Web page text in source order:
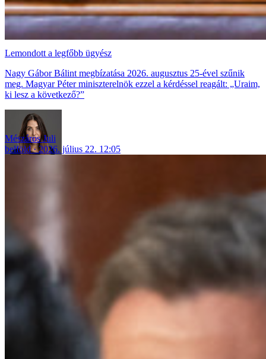
Lemondott a legfőbb ügyész
Nagy Gábor Bálint megbízatása 2026. augusztus 25-ével szűnik
meg. Magyar Péter miniszterelnök ezzel a kérdéssel reagált: „Uraim,
ki lesz a következő?”
Mészáros Juli
belföld
2026. július 22. 12:05